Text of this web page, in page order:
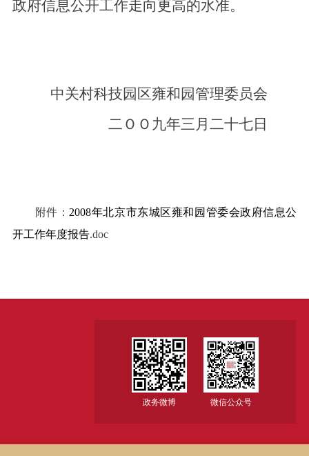
政府信息公开工作走向更高的水准。
中关村科技园区雍和园管理委员会
二ＯＯ九年三月二十七日
附件： 2008年北京市东城区雍和园管委会政府信息公
开工作年度报告.doc
政务微博 微信公众号